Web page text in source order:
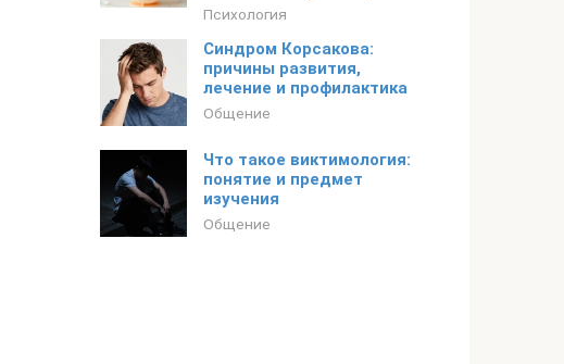
Психология
Синдром Корсакова:
причины развития,
лечение и профилактика
Общение
Что такое виктимология:
понятие и предмет
изучения
Общение